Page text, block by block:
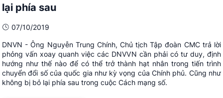
lại phía sau
07/10/2019
DNVN - Ông Nguyễn Trung Chính, Chủ tịch Tập đoàn CMC trả lời
phỏng vấn xoay quanh việc các DNVVN cần phải có tư duy, định
hướng như thế nào để có thể trở thành hạt nhân trong tiến trình
chuyển đổi số của quốc gia như kỳ vọng của Chính phủ. Cũng như
không bị bỏ lại phía sau trong cuộc Cách mạng số.